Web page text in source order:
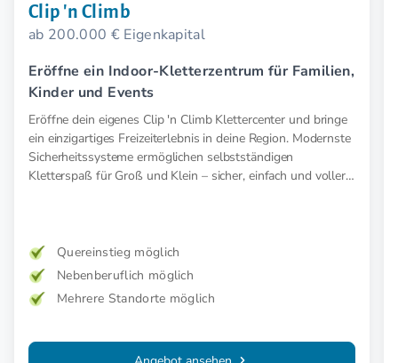
Clip 'n Climb
ab 200.000 € Eigenkapital
Eröffne ein Indoor-Kletterzentrum für Familien,
Kinder und Events
Eröffne dein eigenes Clip 'n Climb Klettercenter und bringe
ein einzigartiges Freizeiterlebnis in deine Region. Modernste
Sicherheitssysteme ermöglichen selbstständigen
Kletterspaß für Groß und Klein – sicher, einfach und voller
Quereinstieg möglich
Nebenberuflich möglich
Mehrere Standorte möglich